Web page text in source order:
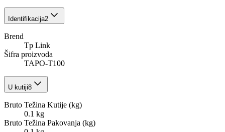
Identifikacija2
Brend
Tp Link
Šifra proizvoda
TAPO-T100
U kutiji8
Bruto Težina Kutije (kg)
0.1 kg
Bruto Težina Pakovanja (kg)